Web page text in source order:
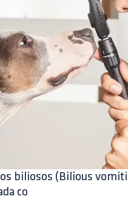
biliosos (Bilious
co